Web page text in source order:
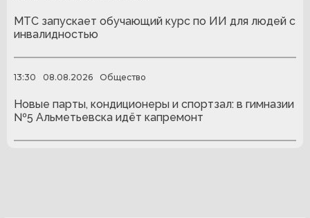
МТС запускает обучающий курс по ИИ для людей с
инвалидностью
13:30 08.08.2026 Общество
Новые парты, кондиционеры и спортзал: в гимназии
№5 Альметьевска идёт капремонт